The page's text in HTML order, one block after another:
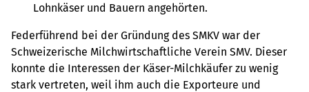
Lohnkäser und Bauern angehörten.
Federführend bei der Gründung des SMKV war der
Schweizerische Milchwirtschaftliche Verein SMV. Dieser
konnte die Interessen der Käser-Milchkäufer zu wenig
stark vertreten, weil ihm auch die Exporteure und